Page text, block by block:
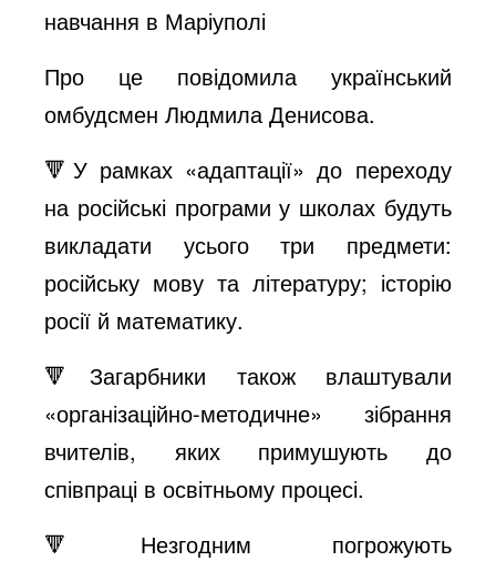
навчання в Маріуполі
Про це повідомила український
омбудсмен Людмила Денисова.
🔻У рамках «адаптації» до переходу
на російські програми у школах будуть
викладати усього три предмети:
російську мову та літературу; історію
росії й математику.
🔻Загарбники також влаштували
«організаційно-методичне» зібрання
вчителів, яких примушують до
співпраці в освітньому процесі.
🔻Незгодним погрожують